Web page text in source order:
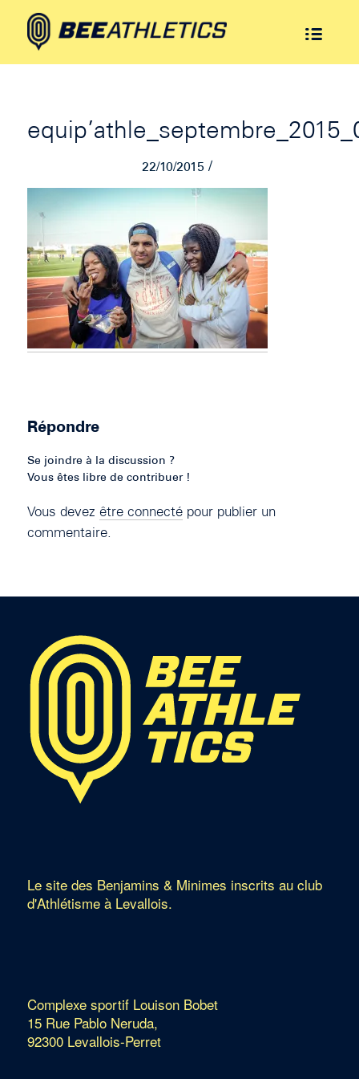
22/10/2015 /
Répondre
Se joindre à la discussion ?
Vous êtes libre de contribuer !
Vous devez être connectépour publier un
commentaire.
Le site des Benjamins & Minimes inscrits au club
d'Athlétisme à Levallois.
Complexe sportif Louison Bobet
15 Rue Pablo Neruda,
92300 Levallois-Perret